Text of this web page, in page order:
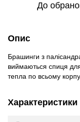
До
Опис
Брашинги з
виймаються спиця
тепла по всьому
Характеристики